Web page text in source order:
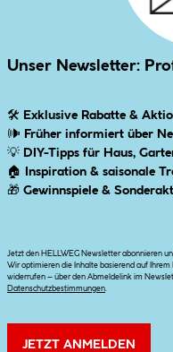
Unser Newsletter:
🛠 Exklusive Rabatte &
🕪 Früher informiert über
💡 DIY-Tipps für Haus,
🏠
Inspiration & saisonale
🎁 Gewinnspiele &
Jetzt den HELLWEG Newsletter abonnieren
Wir optimieren die Inhalte basierend auf
widerrufen – über den Abmeldelink im
Datenschutzbestimmungen
JETZT ANMELDEN